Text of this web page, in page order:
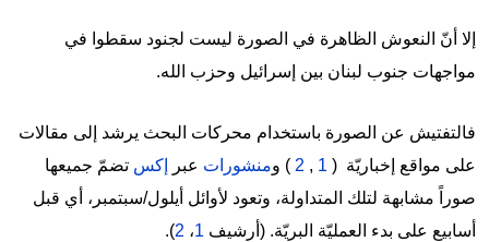
إلا أنّ النعوش الظاهرة في الصورة ليست لجنود سقطوا في
مواجهات جنوب لبنان بين إسرائيل وحزب الله.
فالتفتيش عن الصورة باستخدام محركات البحث يرشد إلى مقالات
على مواقع إخباريّة ( 1
,
2 ) ومنشورات عبر إكس تضمّ جميعها
صوراً مشابهة لتلك المتداولة، وتعود لأوائل أيلول/سبتمبر، أي قبل
أسابيع على بدء العمليّة البريّة. (أرشيف 1، 2
).